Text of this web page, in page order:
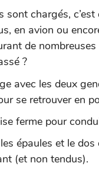
sont chargés,
en avion ou
de
?
avec les deux
se retrouver en
ferme pour
épaules et le
(et non tendus).